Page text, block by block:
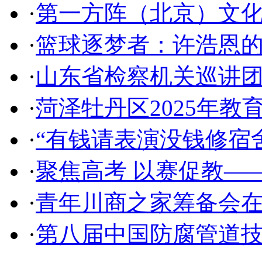
·第一方阵（北京）文
·篮球逐梦者：许浩恩
·山东省检察机关巡讲
·菏泽牡丹区2025年教
·“有钱请表演没钱修宿
·聚焦高考 以赛促教
·青年川商之家筹备会
·第八届中国防腐管道